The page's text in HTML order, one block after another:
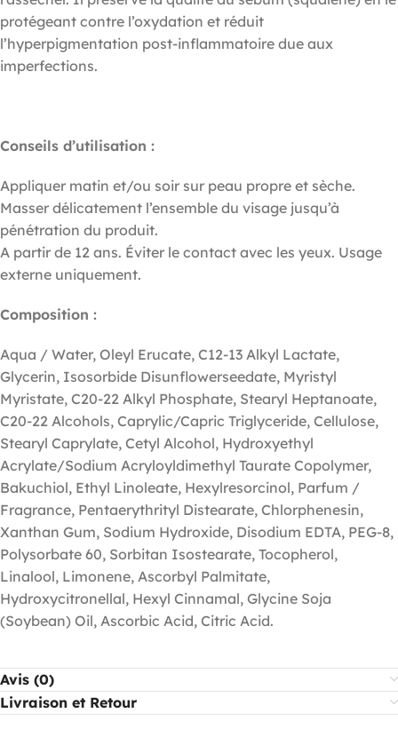
protégeant contre l’oxydation et réduit
l’hyperpigmentation post-inflammatoire due aux
imperfections.
Conseils d’utilisation :
Appliquer matin et/ou soir sur peau propre et sèche.
Masser délicatement l’ensemble du visage jusqu’à
pénétration du produit.
A partir de 12 ans. Éviter le contact avec les yeux. Usage
externe uniquement.
Composition :
Aqua / Water, Oleyl Erucate, C12-13 Alkyl Lactate,
Glycerin, Isosorbide Disunflowerseedate, Myristyl
Myristate, C20-22 Alkyl Phosphate, Stearyl Heptanoate,
C20-22 Alcohols, Caprylic/Capric Triglyceride, Cellulose,
Stearyl Caprylate, Cetyl Alcohol, Hydroxyethyl
Acrylate/Sodium Acryloyldimethyl Taurate Copolymer,
Bakuchiol, Ethyl Linoleate, Hexylresorcinol, Parfum /
Fragrance, Pentaerythrityl Distearate, Chlorphenesin,
Xanthan Gum, Sodium Hydroxide, Disodium EDTA, PEG-8,
Polysorbate 60, Sorbitan Isostearate, Tocopherol,
Linalool, Limonene, Ascorbyl Palmitate,
Hydroxycitronellal, Hexyl Cinnamal, Glycine Soja
(Soybean) Oil, Ascorbic Acid, Citric Acid.
Avis (0)
Livraison et Retour